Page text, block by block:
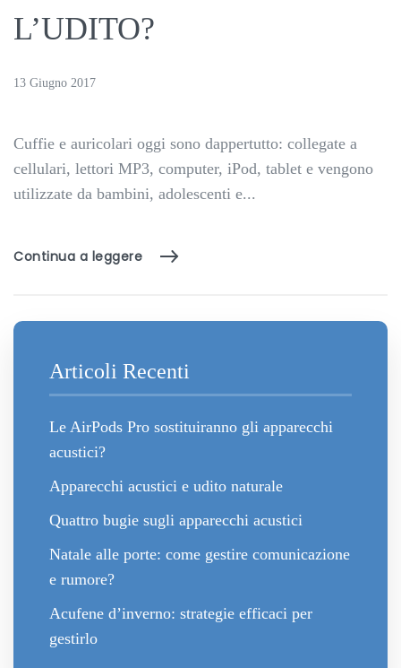
L’UDITO?
13 Giugno 2017
Cuffie e auricolari oggi sono dappertutto: collegate a
cellulari, lettori MP3, computer, iPod, tablet e vengono
utilizzate da bambini, adolescenti e...
Continua a leggere
Articoli Recenti
Le AirPods Pro sostituiranno gli apparecchi
acustici?
Apparecchi acustici e udito naturale
Quattro bugie sugli apparecchi acustici
Natale alle porte: come gestire comunicazione
e rumore?
Acufene d’inverno: strategie efficaci per
gestirlo